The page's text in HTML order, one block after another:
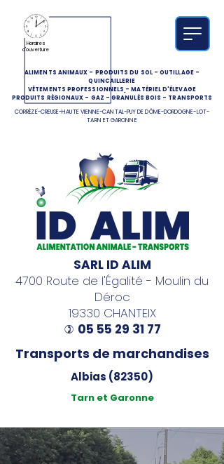
ALIMENTS ANIMAUX - PRODUITS DU SOL-OUTILLAGE-
QUINCAILLERIE
VÊTEMENTS PROFESSIONNELS -MATÉRIEL D'ÉLEVAGE
PRODUITS RÉGIONAUX - GAZ -GRANULÉS BOIS - TRANSPORTS
CORRÈZE-CREUSE-HAUTE VIENNE-CANTAL-PUY DE DÔME-DORDOGNE-LOT-
TARN ET GARONNE
Horaires
d'ouverture
SARL ID ALIM
4700 Route de l'Égalité - Moulin du
Déroc
19330 CHANTEIX
) 05 55 29 31 77
Transports de marchandises
Albias (82350)
Tarn et Garonne